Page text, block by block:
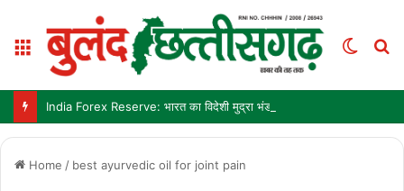
Menu
Switch
Home / best ayurvedic oil for joint pain